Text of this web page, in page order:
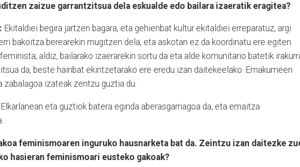
zaizue garrantzitsua dela eskualde edo bailara izaeratik eragitea?
Ekitaldiei begira jartzen bagara, eta gehienbat kultur ekitaldiei erreparatuz, argi
bakoitza berearekin mugitzen dela, eta askotan ez da koordinatu ere egiten.
aldiz, bailarako izaerarekin sortu da eta alde komunitario batetik
da, beste hainbat ekintzetarako ere eredu izan daitekeelako. Emakumeen
zabalagoa izateak zentzu guztia du.
Elkarlanean eta guztiok batera eginda aberasgarriagoa da, eta emaitza
feminismoaren inguruko hausnarketa bat da. Zeintzu izan daitezke
hasieran feminismoari eusteko gakoak?